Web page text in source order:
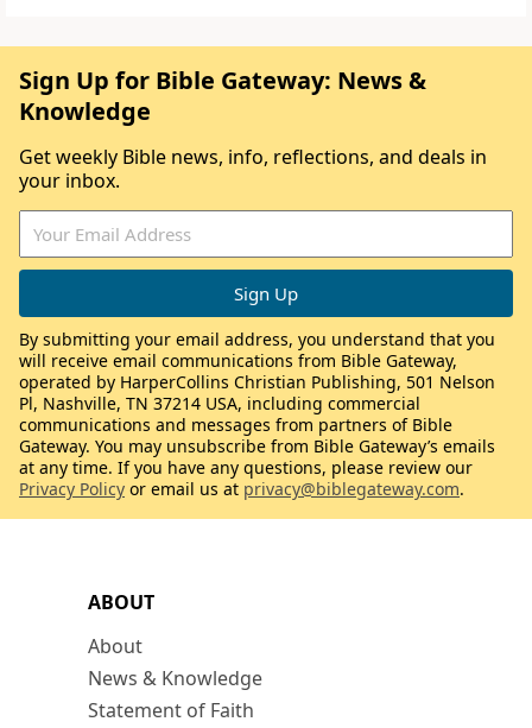
ABOUT
About
News & Knowledge
Statement of Faith
Sign Up for Bible Gateway: News &
Knowledge
Get weekly Bible news, info, reflections, and deals in
your inbox.
By submitting your email address, you understand that you
will receive email communications from Bible Gateway,
operated by HarperCollins Christian Publishing, 501 Nelson
Pl, Nashville, TN 37214 USA, including commercial
communications and messages from partners of Bible
Gateway. You may unsubscribe from Bible Gateway’s emails
at any time. If you have any questions, please review our
Privacy Policy or email us at privacy@biblegateway.com.